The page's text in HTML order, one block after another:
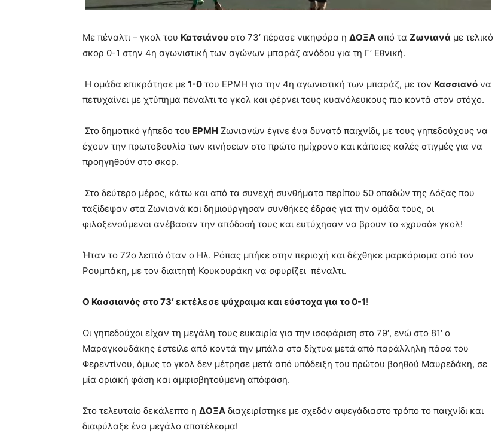
Με πέναλτι – γκολ του Κατσιάνου στο 73′ πέρασε νικηφόρα η ΔΟΞΑ από τα Ζωνιανά με τελικό
σκορ 0-1 στην 4η αγωνιστική των αγώνων μπαράζ ανόδου για τη Γ’ Εθνική.
Η ομάδα επικράτησε με 1-0 του ΕΡΜΗ για την 4η αγωνιστική των μπαράζ, με τον Κασσιανό να
πετυχαίνει με χτύπημα πέναλτι το γκολ και φέρνει τους κυανόλευκους πιο κοντά στον στόχο.
Στο δημοτικό γήπεδο του ΕΡΜΗ Ζωνιανών έγινε ένα δυνατό παιχνίδι, με τους γηπεδούχους να
έχουν την πρωτοβουλία των κινήσεων στο πρώτο ημίχρονο και κάποιες καλές στιγμές για να
προηγηθούν στο σκορ.
Στο δεύτερο μέρος, κάτω και από τα συνεχή συνθήματα περίπου 50 οπαδών της Δόξας που
ταξίδεψαν στα Ζωνιανά και δημιούργησαν συνθήκες έδρας για την ομάδα τους, οι
φιλοξενούμενοι ανέβασαν την απόδοσή τους και ευτύχησαν να βρουν το «χρυσό» γκολ!
Ήταν το 72ο λεπτό όταν ο Ηλ. Ρόπας μπήκε στην περιοχή και δέχθηκε μαρκάρισμα από τον
Ρουμπάκη, με τον διαιτητή Κουκουράκη να σφυρίζει πέναλτι.
Ο Κασσιανός στο 73′ εκτέλεσε ψύχραιμα και εύστοχα για το 0-1!
Οι γηπεδούχοι είχαν τη μεγάλη τους ευκαιρία για την ισοφάριση στο 79′, ενώ στο 81′ ο
Μαραγκουδάκης έστειλε από κοντά την μπάλα στα δίχτυα μετά από παράλληλη πάσα του
Φερεντίνου, όμως το γκολ δεν μέτρησε μετά από υπόδειξη του πρώτου βοηθού Μαυρεδάκη, σε
μία οριακή φάση και αμφισβητούμενη απόφαση.
Στο τελευταίο δεκάλεπτο η ΔΟΞΑ διαχειρίστηκε με σχεδόν αψεγάδιαστο τρόπο το παιχνίδι και
διαφύλαξε ένα μεγάλο αποτέλεσμα!